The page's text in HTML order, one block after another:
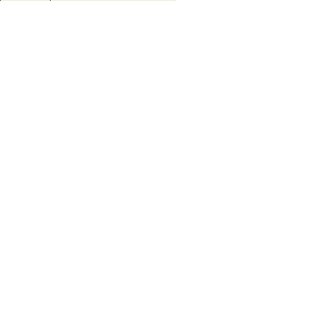
что иное, как предвыборная